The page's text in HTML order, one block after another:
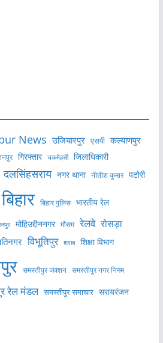
News उजियारपुर एसपी कल्याणपुर
गिरफ्तार चकमेहसी जिलाधिकारी
दलसिंहसराय नगर थाना नीतीश कुमार पटोरी
बिहार बिहार पुलिस भारतीय रेल
मोहिउद्दीननगर मौसम रेलवे रोसड़ा
विभूतिपुर शराब शिक्षा विभाग
समस्तीपुर जंक्शन समस्तीपुर नगर निगम
रेल मंडल समस्तीपुर समाचार सरायरंजन